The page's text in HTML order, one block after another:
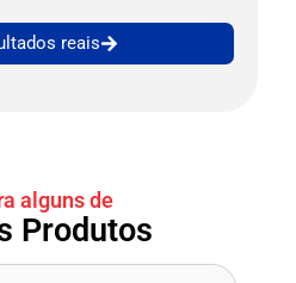
reais
alguns de
Produtos